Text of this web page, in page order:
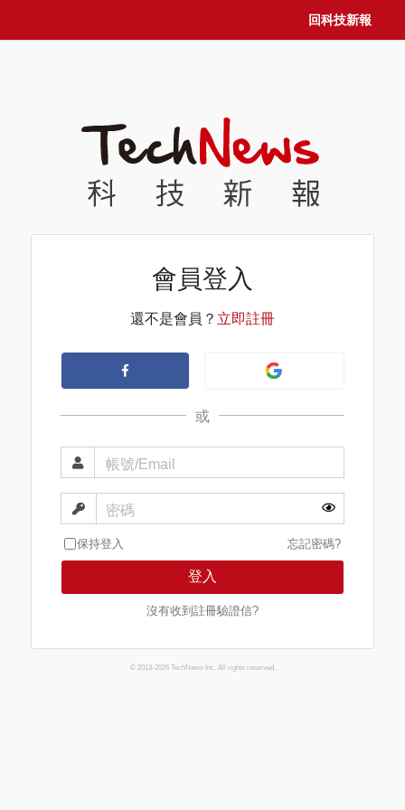
回科技新報
會員登入
還不是會員？ 立即註冊
或
帳號/Email
密碼
保持登入 忘記密碼?
登入
沒有收到註冊驗證信?
© 2013-2026 TechNews Inc. All rights reserved.